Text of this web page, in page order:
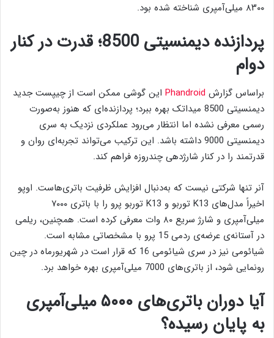
۸۳۰۰ میلی‌آمپری شناخته شده بود.
پردازنده دیمنسیتی 8500؛ قدرت در کنار
دوام
براساس گزارش Phandroid این گوشی ممکن است از چیپست جدید
دیمنسیتی 8500 میداتک بهره ببرد؛ پردازنده‌ای که هنوز به‌صورت
رسمی معرفی نشده اما انتظار می‌رود عملکردی نزدیک به سری
دیمنسیتی 9000 داشته باشد. این ترکیب می‌تواند تجربه‌ای روان و
قدرتمند را در کنار شارژدهی چندروزه فراهم کند.
آنر تنها شرکتی نیست که به‌دنبال افزایش ظرفیت باتری‌هاست. اوپو
اخیراً مدل‌های K13 توربو و K13 توربو پرو را با باتری ۷۰۰۰
میلی‌آمپری و شارژ سریع ۸۰ وات معرفی کرده است. همچنین، ریلمی
در آستانه‌ی عرضه‌ی ردمی 15 پرو با مشخصاتی مشابه است.
شیائومی نیز در سری شیائومی 16 که قرار است در شهریورماه در چین
رونمایی شود، از باتری‌های 7000 میلی‌آمپری بهره خواهد برد.
آیا دوران باتری‌های ۵۰۰۰ میلی‌آمپری
به پایان رسیده؟